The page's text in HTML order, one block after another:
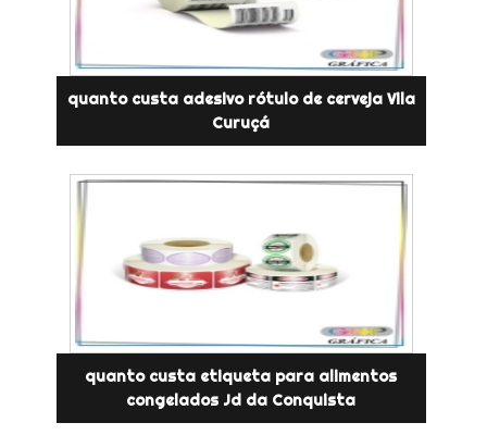
quanto custa adesivo rótulo de cerveja Vila
Curuçá
quanto custa etiqueta para alimentos
congelados Jd da Conquista